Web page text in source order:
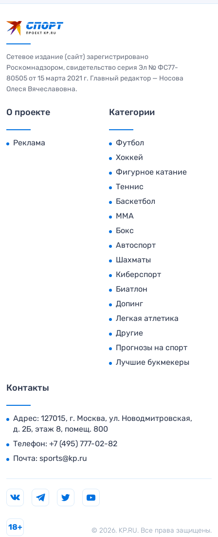
Сетевое издание (сайт) зарегистрировано
Роскомнадзором, свидетельство серия Эл № ФС77-
80505 от 15 марта 2021 г. Главный редактор — Носова
Олеся Вячеславовна.
О проекте
Реклама
Категории
Футбол
Хоккей
Фигурное катание
Теннис
Баскетбол
MMA
Бокс
Автоспорт
Шахматы
Киберспорт
Биатлон
Допинг
Легкая атлетика
Другие
Прогнозы на спорт
Лучшие букмекеры
Контакты
Адрес: 127015, г. Москва, ул. Новодмитровская,
д. 2Б, этаж 8, помещ. 800
Телефон: +7 (495) 777-02-82
Почта: sports@kp.ru
© 2026. KP.RU. Все права защищены.
18+